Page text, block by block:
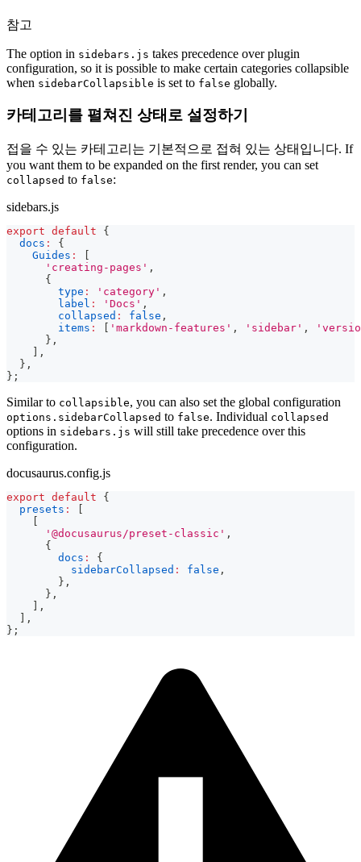
참고
The option in sidebars.js takes precedence over plugin
configuration, so it is possible to make certain categories collapsible
when sidebarCollapsible is set to false globally.
카테고리를 펼쳐진 상태로 설정하기
접을 수 있는 카테고리는 기본적으로 접혀 있는 상태입니다. If
you want them to be expanded on the first render, you can set
collapsed to false:
sidebars.js
export default
{
docs :
{
Guides :
'creating-pages' ,
{
type : 'category' ,
label : 'Docs' ,
collapsed : false ,
items : 'markdown-features' , 'sidebar' ,
} ,
,
} ,
} ;
Similar to collapsible, you can also set the global configuration
options.sidebarCollapsed to false. Individual collapsed
options in sidebars.js will still take precedence over this
configuration.
docusaurus.config.js
export default
{
presets :
'@docusaurus/preset-classic' ,
{
docs :
{
sidebarCollapsed : false ,
} ,
} ,
,
,
} ;